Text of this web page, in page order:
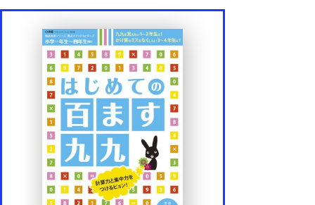
小学1年生
小学3年生
小学5年生